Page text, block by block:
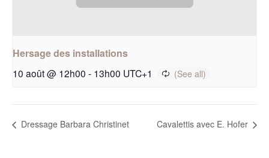
Hersage des installations
10 août @ 12h00 - 13h00 UTC+1
Dressage Barbara Christinet Cavalettis avec E. Hofer